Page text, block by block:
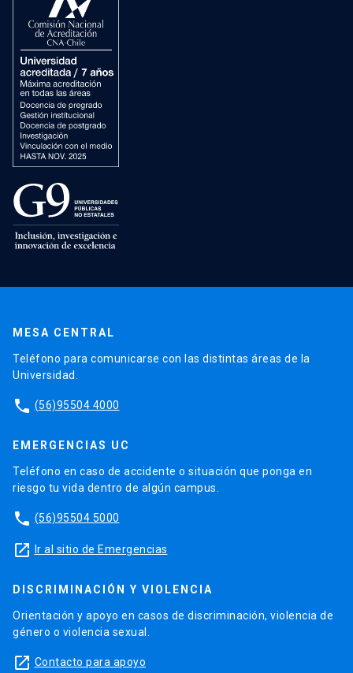
MESA CENTRAL
Teléfono para comunicarse con las distintas áreas de la
Universidad.
phone (56)95504 4000
EMERGENCIAS UC
Teléfono en caso de accidente o situación que ponga en
riesgo tu vida dentro de algún campus.
phone (56)95504 5000
launch Ir al sitio de Emergencias
DISCRIMINACIÓN Y VIOLENCIA
Orientación y apoyo en casos de discriminación, violencia de
género o violencia sexual.
launch Contacto para apoyo